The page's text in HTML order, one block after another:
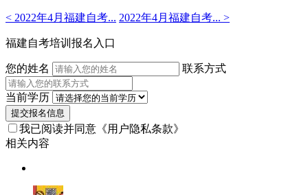
老
师
< 2022年4月福建自考... 2022年4月福建自考... >
福建自考培训报名入口
您的姓名 联系方式
当前学历
提交报名信息
我已阅读并同意 《用户隐私条款》
相关内容